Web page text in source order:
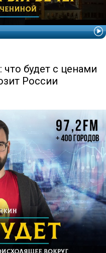
будет с ценами
России